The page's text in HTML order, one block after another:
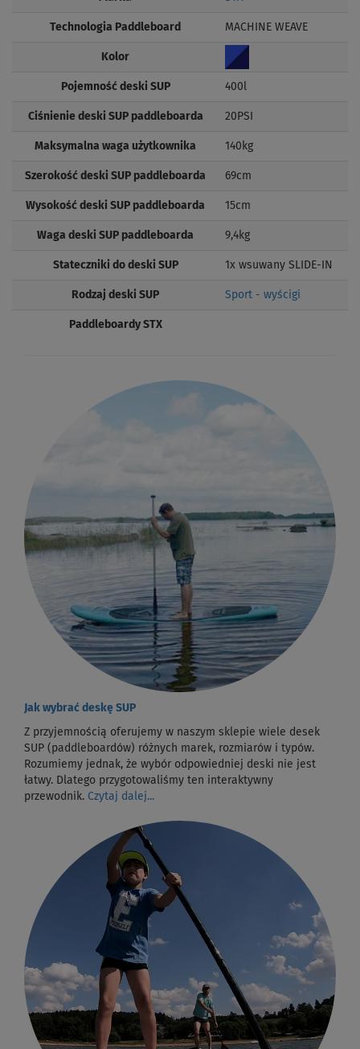
Technologia Paddleboard MACHINE WEAVE
Kolor
Pojemność deski SUP 400l
Ciśnienie deski SUP paddleboarda 20PSI
Maksymalna waga użytkownika 140kg
Szerokość deski SUP paddleboarda 69cm
Wysokość deski SUP paddleboarda 15cm
Waga deski SUP paddleboarda 9,4kg
Stateczniki do deski SUP 1x wsuwany SLIDE-IN
Rodzaj deski SUP Sport - wyścigi
Paddleboardy STX
Jak wybrać deskę SUP
Z przyjemnością oferujemy w naszym sklepie wiele desek
SUP (paddleboardów) różnych marek, rozmiarów i typów.
Rozumiemy jednak, że wybór odpowiedniej deski nie jest
łatwy. Dlatego przygotowaliśmy ten interaktywny
przewodnik. Czytaj dalej...